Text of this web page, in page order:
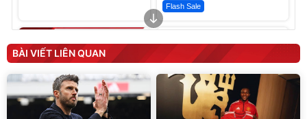
Flash Sale
cao áp có tạo bọt tuyết
399.000đ
Đã bán nhiều
BÀI VIẾT LIÊN QUAN